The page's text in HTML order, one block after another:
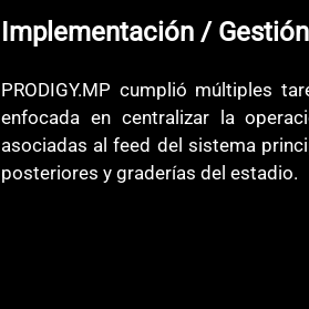
Implementación /
PRODIGY.MP cumplió múltiples
enfocada en centralizar la
asociadas al feed del sistema
posteriores y graderías del estadio.